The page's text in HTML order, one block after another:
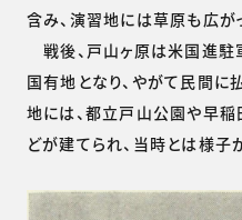
含み、演習地には草原も広が
戦後、戸山ヶ原は米国進駐
国有地となり、やがて民間に
地には、都立戸山公園や早稲
どが建てられ、当時とは様子